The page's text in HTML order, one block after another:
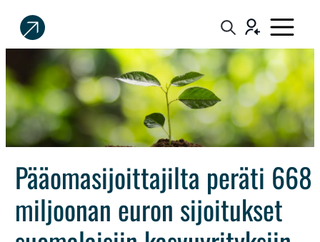
Sijoittaja.fi
Tee
parempia
sijoituspäätöksiä
Pääomasijoittajilta peräti 668
miljoonan euron sijoitukset